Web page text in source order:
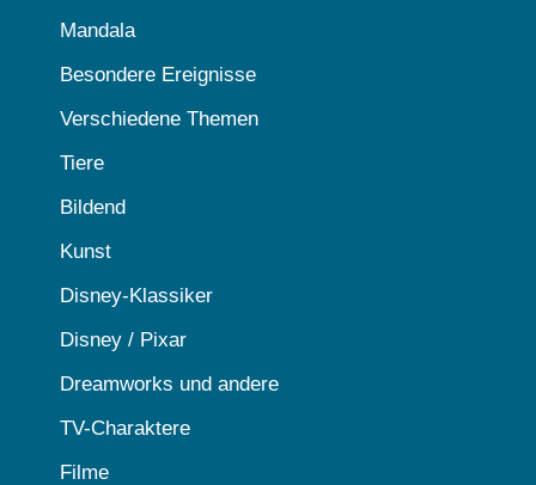
Mandala
Besondere Ereignisse
Verschiedene Themen
Tiere
Bildend
Kunst
Disney-Klassiker
Disney / Pixar
Dreamworks und andere
TV-Charaktere
Filme